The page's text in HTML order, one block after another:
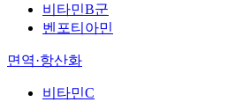
비타민B군
벤포티아민
면역·항산화
비타민C